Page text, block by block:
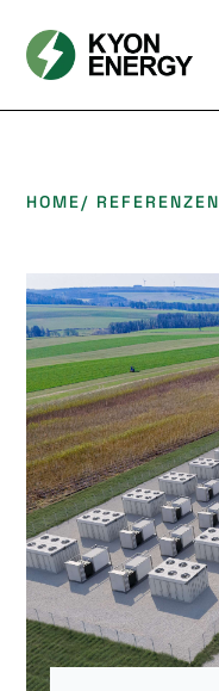
HOME/ REFERENZEN